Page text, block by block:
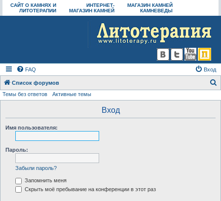
САЙТ О КАМНЯХ И
ЛИТОТЕРАПИИ
ИНТЕРНЕТ-
МАГАЗИН КАМНЕЙ
МАГАЗИН КАМНЕЙ
КАМНЕВЕДЫ
FAQ Вход
Список форумов
Темы без ответов Активные темы
Вход
Имя пользователя:
Пароль:
Забыли пароль?
Запомнить меня
Скрыть моё пребывание на конференции в этот раз